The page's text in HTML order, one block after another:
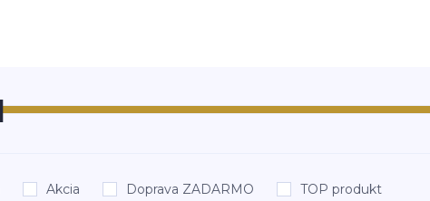
Akcia Doprava ZADARMO TOP produkt